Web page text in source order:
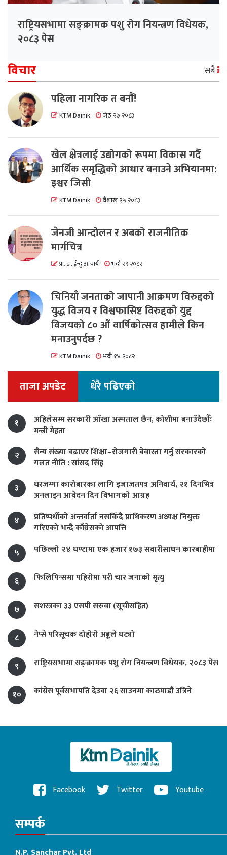
राष्ट्रियसभामा सङ्क्रामक पशु रोग नियन्त्रण विधेयक,
२०८३ पेस
विचार सबै
पहिला नागरिक त बनाैं!
KTM Dainik जेठ २७ २०८३
खेल क्षेत्रलाई उद्योगको रूपमा विकास गर्दै
आर्थिक समृद्धिको आधार बनाउने अभियानमा:
इश्वर जिसी
KTM Dainik वैशाख २५ २०८३
जेनजी आन्दोलन र अबको राजनीतिक
मार्गचित्र
प्रा. डा. ईन्दु आचार्य भदौ २९ २०८२
चिनियाँ जनताको जापानी आक्रमण विरुद्दको
युद्ध विजय र विश्वफासिष्ट विरुद्दको युद्द
विजयको ८० औं वार्षिकोत्सव हामीले किन
मनाउनुपर्दछ ?
KTM Dainik भदौ १४ २०८२
ताजा अपडेट धेरै पढिएको
१
अहिलेसम्म सरकारी आँखा अस्पताल छैन, कोशीमा बनाउँदैछौँः
मन्त्री मेहता
२
सैन्य संख्या बढाएर शिक्षा–रोजगारी बेवास्ता गर्नु सरकारको
गलत नीति : सांसद सिंह
३
घरजग्गा कारोबारका लागि इजाजतपत्र अनिवार्य, २१ दिनभित्र
अनलाइन आवेदन दिन विभागको आग्रह
४
प्रतिष्पर्धीको अन्तर्वार्ता नसकिँदै प्राधिकरण अध्यक्ष नियुक्त
गरिएको भन्दै काँग्रेसको आपत्ति
५
पछिल्लो २४ घण्टामा एक हजार १७३ सवारीसाधन कारबाहीमा
६ फिलिपिन्समा पहिरोमा परी चार जनाको मृत्यु
७ सशस्त्रका ३३ एसपी सरुवा (सूचीसहित)
८ नेप्से परिसूचक दोहोरो अङ्कले घट्यो
९ राष्ट्रियसभामा सङ्क्रामक पशु रोग नियन्त्रण विधेयक, २०८३ पेस
१० कांग्रेस पूर्वसभापति देउवा २६ साउनमा काठमाडौं उत्रिने
Facebook Twitter Youtube
सम्पर्क